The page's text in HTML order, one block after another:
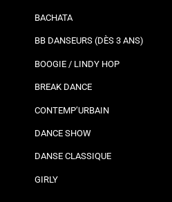
BACHATA
BB DANSEURS (DÈS 3 ANS)
BOOGIE / LINDY HOP
BREAK DANCE
CONTEMP’URBAIN
DANCE SHOW
DANSE CLASSIQUE
GIRLY